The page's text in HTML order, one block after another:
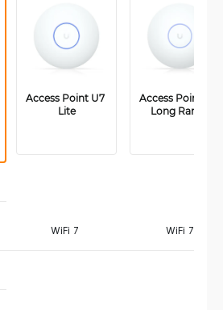
Access Point U7
Lite
Access Point U7
Long Range
WiFi 7 WiFi 7